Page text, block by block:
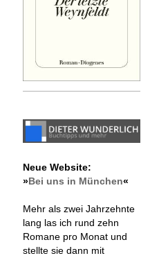
Neue Website:
»Bei uns in München«
Mehr als zwei Jahrzehnte
lang las ich rund zehn
Romane pro Monat und
stellte sie dann mit